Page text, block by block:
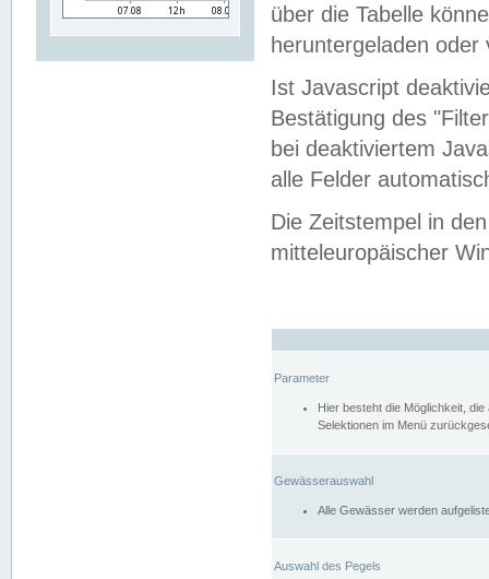
über die Tabelle
heruntergeladen oder
Ist Javascript
Bestätigung des
bei deaktiviertem
alle Felder
Die Zeitstempel in
mitteleuropäischer
Parameter
Hier besteht die Möglichkeit,
Selektionen im Menü
Gewässerauswahl
Alle Gewässer werden
Auswahl des Pegels